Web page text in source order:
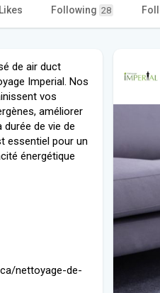
Likes Following 28
de air duct
Imperial. Nos
vos
améliorer
durée de vie de
essentiel pour un
énergétique
nettoyage-de-